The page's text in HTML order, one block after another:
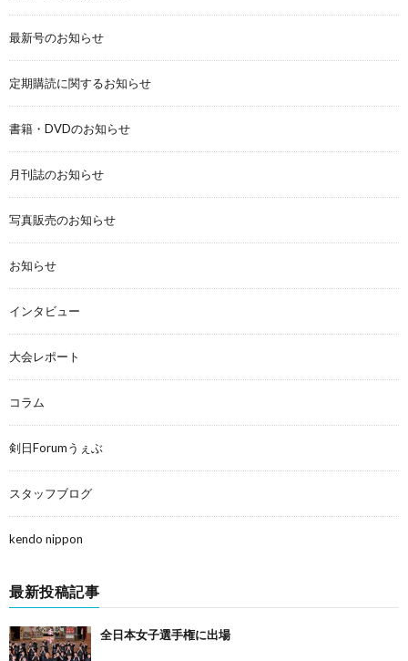
最新号のお知らせ
定期購読に関するお知らせ
書籍・DVDのお知らせ
月刊誌のお知らせ
写真販売のお知らせ
お知らせ
インタビュー
大会レポート
コラム
剣日Forumうぇぶ
スタッフブログ
kendo nippon
最新投稿記事
全日本女子選手権に出場